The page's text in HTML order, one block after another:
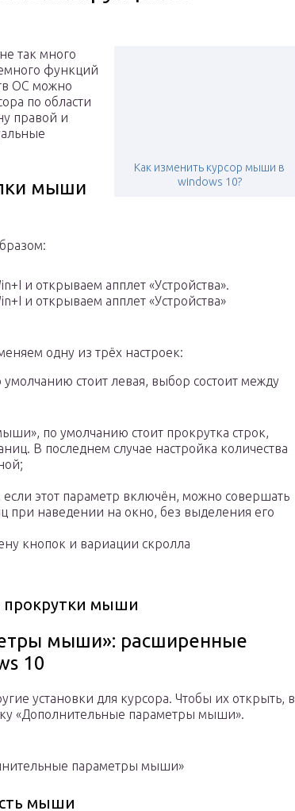
Как изменить курсор мыши в
windows 10?
не так много
функций
ОС можно
по области
правой и
мыши
и открываем апплет «Устройства».
и открываем апплет «Устройства»
одну из трёх настроек:
стоит левая, выбор состоит между
по умолчанию стоит прокрутка строк,
В последнем случае настройка количества
этот параметр включён, можно совершать
при наведении на окно, без выделения его
кнопок и вариации скролла
прокрутки мыши
мыши»: расширенные
10
установки для курсора. Чтобы их открыть, в
«Дополнительные параметры мыши».
параметры мыши»
мыши